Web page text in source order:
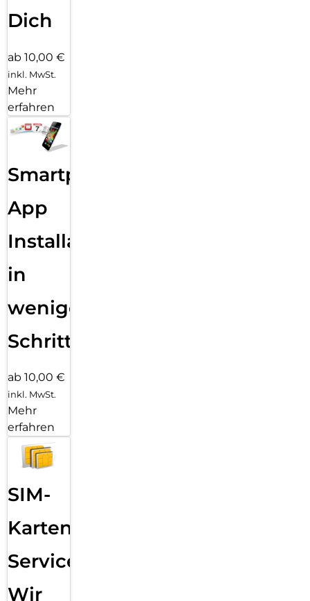
Dich
ab 10,00 €
inkl. MwSt.
Mehr
erfahren
Smartphone
App
Installation
in
wenigen
Schritten
ab 10,00 €
inkl. MwSt.
Mehr
erfahren
SIM-
Karten
Service:
Wir